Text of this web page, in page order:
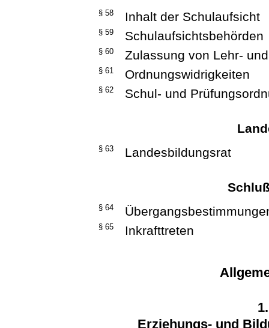
§ 58 Inhalt der Schulaufsicht
§ 59 Schulaufsichtsbehörden
§ 60 Zulassung von Lehr-
§ 61 Ordnungswidrigkeiten
§ 62 Schul- und
§ 63 Landesbildungsrat
§ 64
§ 65 Inkrafttreten
Erziehungs- und